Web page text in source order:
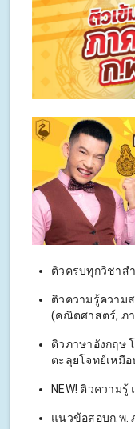
ติวครบทุกวิชาส
ติวความรู้ความ
(คณิตศาสตร์, ภ
ติวภาษาอังกฤษ
ตะลุยโจทย์เหมื
NEW! ติวความ
แนวข้อสอบก.พ.